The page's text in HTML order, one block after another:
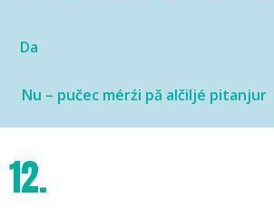
Da
Nu – pučec mérźi pă alčiljé pitanjur
12.